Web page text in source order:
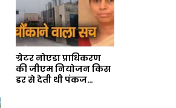
ग्रेटर नोएडा प्राधिकरण
की जीएम नियोजन किस
डर से देती थी पंकज…